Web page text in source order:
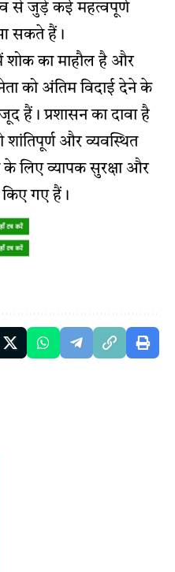
से जुड़े कई महत्वपूर्ण
सकते हैं।
शोक का माहौल है और
को अंतिम विदाई देने के
हैं। प्रशासन का दावा है
शांतिपूर्ण और व्यवस्थित
लिए व्यापक सुरक्षा और
गए हैं।